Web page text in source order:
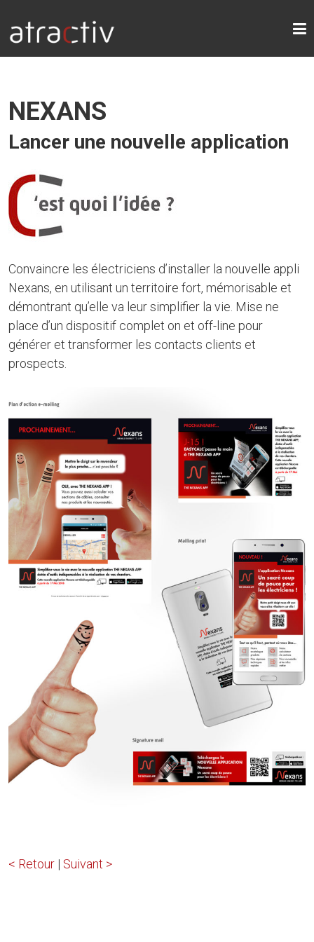
ATRACTIV
NEXANS
Lancer une nouvelle application
Convaincre les électriciens d’installer la nouvelle appli
Nexans, en utilisant un territoire fort, mémorisable et
démontrant qu’elle va leur simplifier la vie. Mise ne
place d’un dispositif complet on et off-line pour
générer et transformer les contacts clients et
prospects.
< Retour | Suivant >